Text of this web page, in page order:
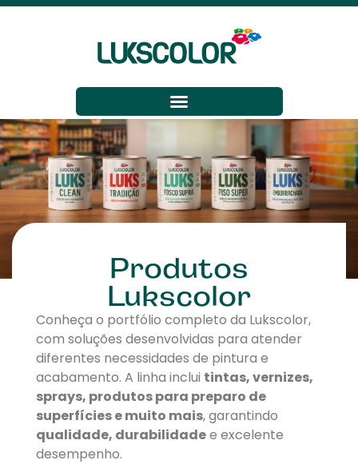
Produtos
Lukscolor
Conheça o portfólio completo da Lukscolor,
com soluções desenvolvidas para atender
diferentes necessidades de pintura e
acabamento. A linha inclui tintas, vernizes,
sprays, produtos para preparo de
superfícies e muito mais, garantindo
qualidade, durabilidadee excelente
desempenho.